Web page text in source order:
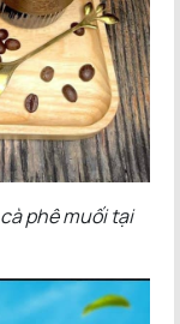
phê muối tại